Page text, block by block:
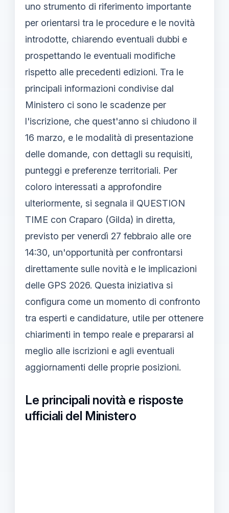
uno strumento di riferimento importante
per orientarsi tra le procedure e le novità
introdotte, chiarendo eventuali dubbi e
prospettando le eventuali modifiche
rispetto alle precedenti edizioni. Tra le
principali informazioni condivise dal
Ministero ci sono le scadenze per
l'iscrizione, che quest'anno si chiudono il
16 marzo, e le modalità di presentazione
delle domande, con dettagli su requisiti,
punteggi e preferenze territoriali. Per
coloro interessati a approfondire
ulteriormente, si segnala il QUESTION
TIME con Craparo (Gilda) in diretta,
previsto per venerdì 27 febbraio alle ore
14:30, un'opportunità per confrontarsi
direttamente sulle novità e le implicazioni
delle GPS 2026. Questa iniziativa si
configura come un momento di confronto
tra esperti e candidature, utile per ottenere
chiarimenti in tempo reale e prepararsi al
meglio alle iscrizioni e agli eventuali
aggiornamenti delle proprie posizioni.
Le principali novità e risposte
ufficiali del Ministero